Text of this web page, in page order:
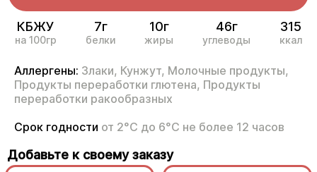
КБЖУ
на 100гр
7г
белки
10г
жиры
46г
углеводы
315
ккал
Аллергены: Злаки, Кунжут, Молочные продукты,
Продукты переработки глютена, Продукты
переработки ракообразных
Срок годности от 2°С до 6°С не более 12 часов
Добавьте к своему заказу